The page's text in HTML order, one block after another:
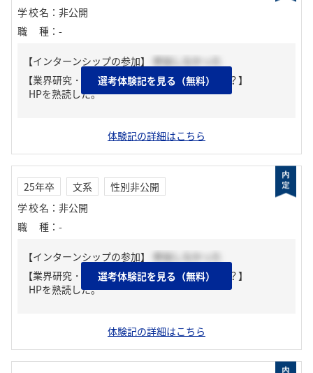
学校名 ： 非公開
職種 ： -
【インターンシップの参加】
参加しなかった
【業界研究・企業研究はどんな風にしましたか？】
HPを熟読した。
選考体験記を見る（無料）
体験記の詳細はこちら
25年卒 文系
性別非公開
学校名 ： 非公開
職種 ： -
【インターンシップの参加】
参加しなかった
【業界研究・企業研究はどんな風にしましたか？】
HPを熟読した。
選考体験記を見る（無料）
体験記の詳細はこちら